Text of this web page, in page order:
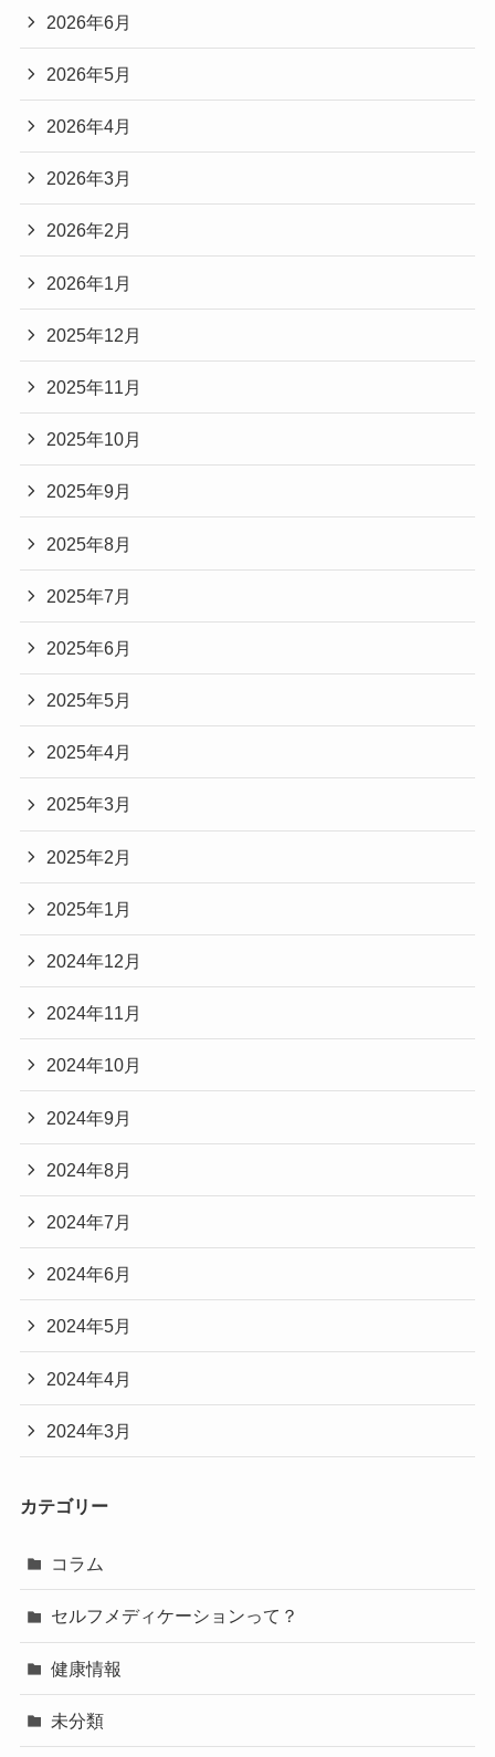
2026年6月
2026年5月
2026年4月
2026年3月
2026年2月
2026年1月
2025年12月
2025年11月
2025年10月
2025年9月
2025年8月
2025年7月
2025年6月
2025年5月
2025年4月
2025年3月
2025年2月
2025年1月
2024年12月
2024年11月
2024年10月
2024年9月
2024年8月
2024年7月
2024年6月
2024年5月
2024年4月
2024年3月
カテゴリー
コラム
セルフメディケーションって？
健康情報
未分類